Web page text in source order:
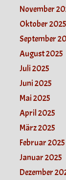
November
Oktober 2025
September
August 2025
Juli 2025
Juni 2025
Mai 2025
April 2025
März 2025
Februar 2025
Januar 2025
Dezember